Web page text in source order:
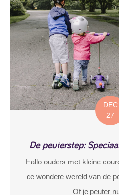
DEC
27
De peuterstep:
Hallo ouders met kleine
de wondere wereld van de
Of je peuter